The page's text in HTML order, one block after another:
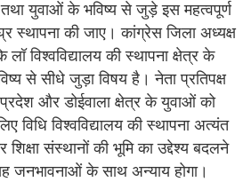
तथा युवाओं के भविष्य से जुड़े इस महत्वपूर्ण
स्थापना की जाए। कांग्रेस जिला अध्यक्ष
लॉ विश्वविद्यालय की स्थापना क्षेत्र के
से सीधे जुड़ा विषय है। नेता प्रतिपक्ष
और डोईवाला क्षेत्र के युवाओं को
विधि विश्वविद्यालय की स्थापना अत्यंत
संस्थानों की भूमि का उद्देश्य बदलने
जनभावनाओं के साथ अन्याय होगा।